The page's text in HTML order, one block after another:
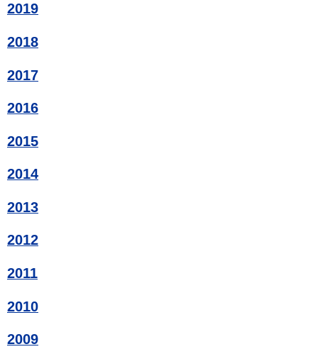
2019
2018
2017
2016
2015
2014
2013
2012
2011
2010
2009